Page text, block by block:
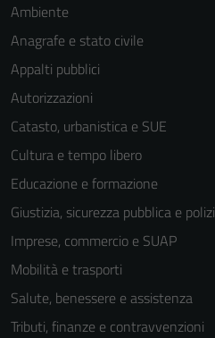
Ambiente
Anagrafe e stato civile
Appalti pubblici
Autorizzazioni
Catasto, urbanistica e SUE
Cultura e tempo libero
Educazione e formazione
Giustizia, sicurezza pubblica e
Imprese, commercio e SUAP
Mobilità e trasporti
Salute, benessere e assistenza
Tributi, finanze e contravvenzioni